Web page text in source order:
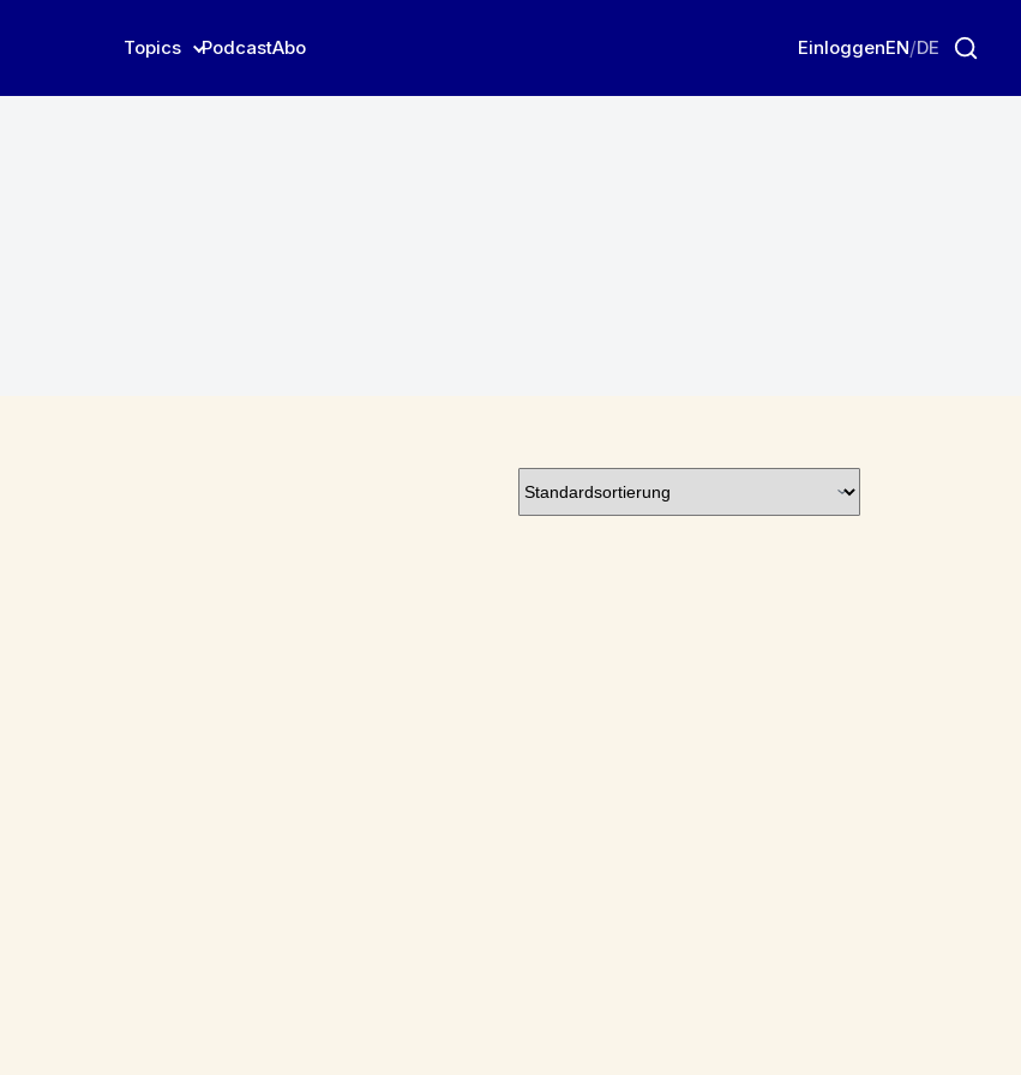
Topics PodcastAbo EinloggenEN/DE